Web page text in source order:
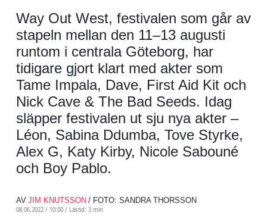
Way Out West, festivalen som går av
stapeln mellan den 11–13 augusti
runtom i centrala Göteborg, har
tidigare gjort klart med akter som
Tame Impala, Dave, First Aid Kit och
Nick Cave & The Bad Seeds. Idag
släpper festivalen ut sju nya akter –
Léon, Sabina Ddumba, Tove Styrke,
Alex G, Katy Kirby, Nicole Sabouné
och Boy Pablo.
AV JIM KNUTSSON / FOTO: SANDRA THORSSON
08.06.2022 / 10:00 / Lästid: 3 min